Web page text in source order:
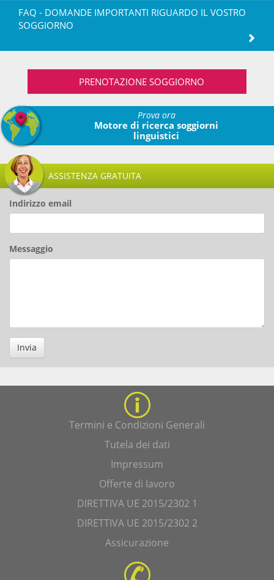
FAQ - DOMANDE IMPORTANTI RIGUARDO IL VOSTRO
SOGGIORNO
PRENOTAZIONE SOGGIORNO
Prova ora
Motore di ricerca soggiorni
linguistici
ASSISTENZA GRATUITA
Indirizzo email
Messaggio
Invia
Termini e Condizioni Generali
Tutela dei dati
Impressum
Offerte di lavoro
DIRETTIVA UE 2015/2302 1
DIRETTIVA UE 2015/2302 2
Assicurazione